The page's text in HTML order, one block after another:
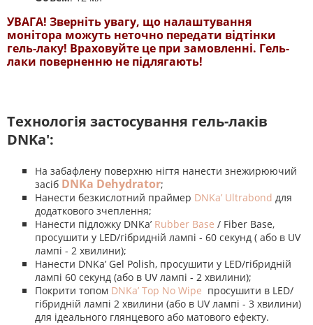
УВАГА! Зверніть увагу, що налаштування
монітора можуть неточно передати відтінки
гель-лаку! Враховуйте це при замовленні. Гель-
лаки поверненню не підлягають!
Технологія застосування гель-лаків
DNKa':
На забафлену поверхню нігтя нанести знежирюючий
засіб DNKa Dehydrator;
Нанести безкислотний праймер DNKa’ Ultrabond для
додаткового зчеплення;
Нанести підложку DNKa’ Rubber Base / Fiber Base,
просушити у LED/гібридній лампі - 60 секунд ( або в UV
лампі - 2 хвилини);
Нанести DNKa’ Gel Polish, просушити у LED/гібридній
лампі 60 секунд (або в UV лампі - 2 хвилини);
Покрити топом DNKa’ Top No Wipe просушити в LED/
гібридній лампі 2 хвилини (або в UV лампі - 3 хвилини)
для ідеального глянцевого або матового ефекту.